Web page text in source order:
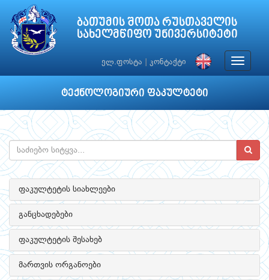
ბათუმის შოთა რუსთაველის
სახელმწიფო უნივერსიტეტი
ელ.ფოსტა კონტაქტი
Toggle
ტექნოლოგიური ფაკულტეტი
ფაკულტეტის სიახლეები
განცხადებები
ფაკულტეტის შესახებ
მართვის ორგანოები